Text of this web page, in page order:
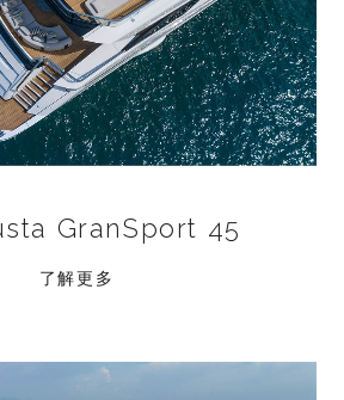
GranSport 45
了解更多